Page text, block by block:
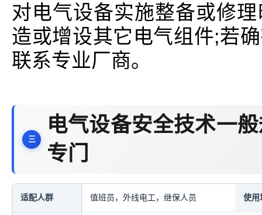
对电气设备实施整备或修
造或增设其它电气组件;若
联系专业厂商。
电气设备安全技术一
专门
适配人群 值班员，外线电工，继保人员 使用